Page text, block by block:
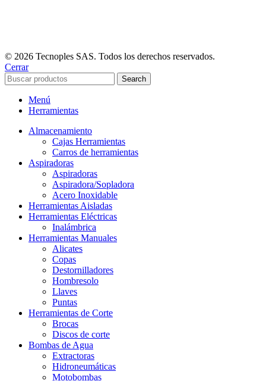
© 2026 Tecnoples SAS. Todos los derechos reservados.
Cerrar
Search
Menú
Herramientas
Almacenamiento
Cajas Herramientas
Carros de herramientas
Aspiradoras
Aspiradoras
Aspiradora/Sopladora
Acero Inoxidable
Herramientas Aisladas
Herramientas Eléctricas
Inalámbrica
Herramientas Manuales
Alicates
Copas
Destornilladores
Hombresolo
Llaves
Puntas
Herramientas de Corte
Brocas
Discos de corte
Bombas de Agua
Extractoras
Hidroneumáticas
Motobombas